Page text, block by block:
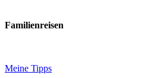
Familienreisen
Meine Tipps